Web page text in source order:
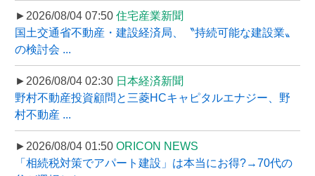
►2026/08/04 07:50 住宅産業新聞
国土交通省不動産・建設経済局、〝持続可能な建設業〟
の検討会 ...
►2026/08/04 02:30 日本経済新聞
野村不動産投資顧問と三菱HCキャピタルエナジー、野
村不動産 ...
►2026/08/04 01:50 ORICON NEWS
「相続税対策でアパート建設」は本当にお得?→70代の